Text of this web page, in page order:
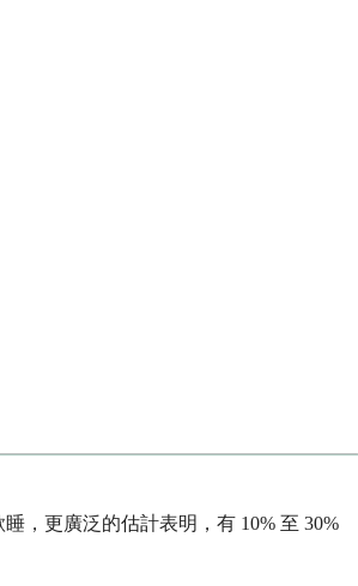
，更廣泛的估計表明，有 10% 至 30%